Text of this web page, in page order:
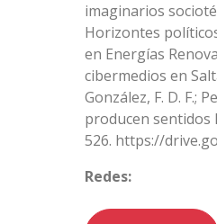
imaginarios
Horizontes
en Energías
cibermedios en
González, F. D. F.;
producen sentidos
526. https://
Redes: